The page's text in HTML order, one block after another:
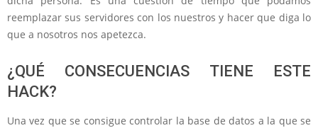
reemplazar sus servidores con los nuestros y hacer que diga lo
que a nosotros nos apetezca.
¿QUÉ CONSECUENCIAS TIENE ESTE
HACK?
Una vez que se consigue controlar la base de datos a la que se